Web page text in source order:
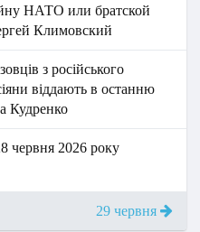
НАТО или братской
Климовский
з російського
віддають в останню
Кудренко
червня 2026 року
29 червня